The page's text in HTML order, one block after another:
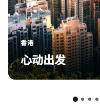
香港
心动出发